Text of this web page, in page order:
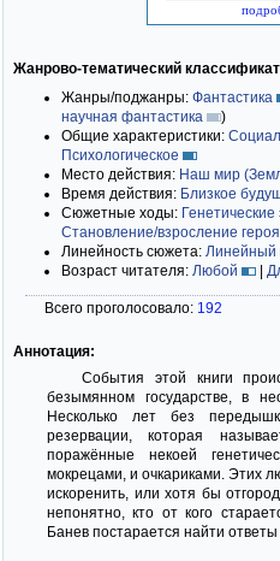
Жанрово-тематический
Жанры/поджанры: Фантастика
научная фантастика
)
Общие характеристики:
Психологическое
Место действия: Наш мир
Время действия: Близкое
Сюжетные ходы:
Становление/взросление героя
Линейность сюжета: Линейный
Возраст читателя: Любой |
Всего проголосовало: 192
Аннотация:
События этой книги
безымянном государстве, в
Несколько лет без
резервации, которая
поражённые некоей
мокрецами, и очкариками. Этих
искоренить, или хотя бы
непонятно, кто от кого
Банев постарается найти ответы